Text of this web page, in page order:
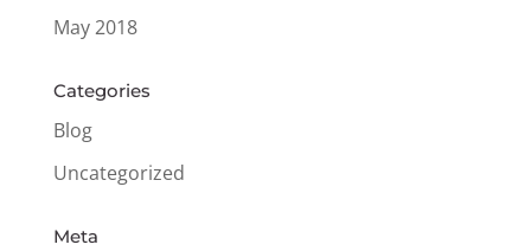
May 2018
Categories
Blog
Uncategorized
Meta